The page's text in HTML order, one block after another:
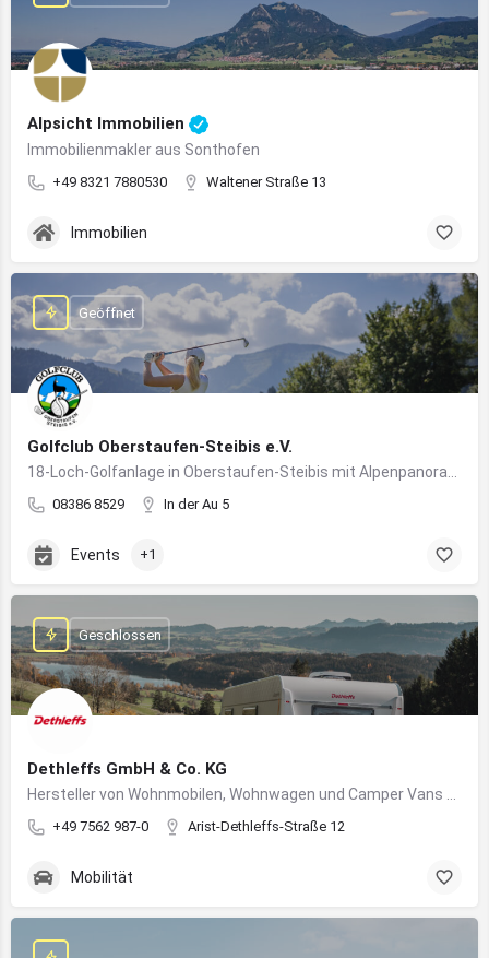
Alpsicht Immobilien
Immobilienmakler aus Sonthofen
+49 8321 7880530 Waltener Straße 13
Immobilien
Golfclub Oberstaufen-Steibis e.V.
08386 8529 In der Au 5
Geöffnet
Events +1
Dethleffs GmbH & Co. KG
+49 7562 987-0 Arist-Dethleffs-Straße 12
Geschlossen
Mobilität